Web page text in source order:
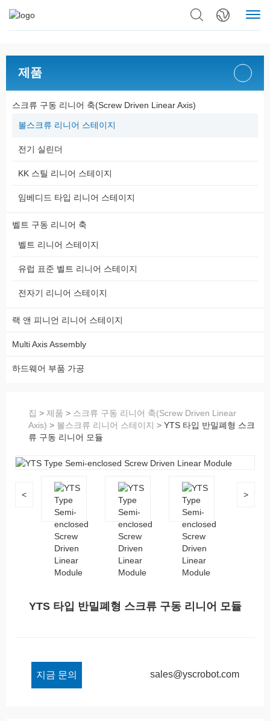
제품
스크류 구동 리니어 축(Screw Driven Linear Axis)
볼스크류 리니어 스테이지
전기 실린더
KK 스틸 리니어 스테이지
임베디드 타입 리니어 스테이지
벨트 구동 리니어 축
벨트 리니어 스테이지
유럽 표준 벨트 리니어 스테이지
전자기 리니어 스테이지
랙 앤 피니언 리니어 스테이지
Multi Axis Assembly
하드웨어 부품 가공
집 > 제품 > 스크류 구동 리니어 축(Screw Driven Linear
Axis) > 볼스크류 리니어 스테이지 > YTS 타입 반밀폐형 스크
류 구동 리니어 모듈
< >
YTS 타입 반밀폐형 스크류 구동 리니어 모듈
지금 문의 sales@yscrobot.com